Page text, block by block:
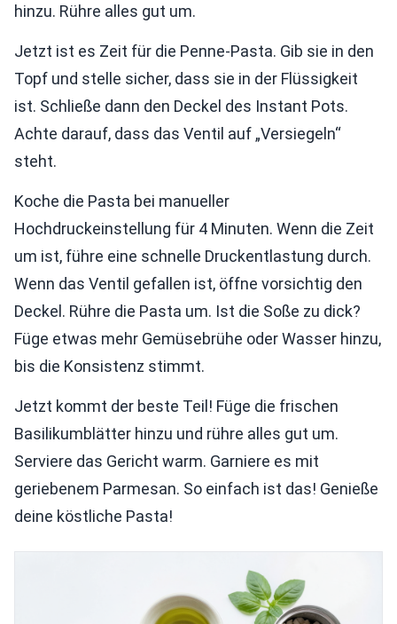
hinzu. Rühre alles gut um.
Jetzt ist es Zeit für die Penne-Pasta. Gib sie in den
Topf und stelle sicher, dass sie in der Flüssigkeit
ist. Schließe dann den Deckel des Instant Pots.
Achte darauf, dass das Ventil auf „Versiegeln“
steht.
Koche die Pasta bei manueller
Hochdruckeinstellung für 4 Minuten. Wenn die Zeit
um ist, führe eine schnelle Druckentlastung durch.
Wenn das Ventil gefallen ist, öffne vorsichtig den
Deckel. Rühre die Pasta um. Ist die Soße zu dick?
Füge etwas mehr Gemüsebrühe oder Wasser hinzu,
bis die Konsistenz stimmt.
Jetzt kommt der beste Teil! Füge die frischen
Basilikumblätter hinzu und rühre alles gut um.
Serviere das Gericht warm. Garniere es mit
geriebenem Parmesan. So einfach ist das! Genieße
deine köstliche Pasta!